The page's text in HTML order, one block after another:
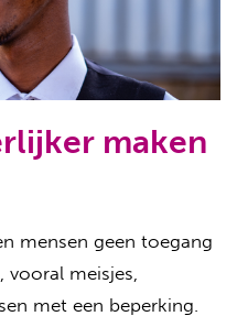
maken
mensen geen toegang
meisjes,
met een beperking.